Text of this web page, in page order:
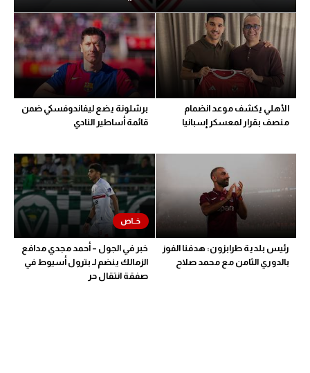
الأهلي يكشف موعد انضمام
منصف بقرار لمعسكر إسبانيا
برشلونة يضع ليفاندوفسكي ضمن
قائمة أساطير النادي
رئيس بلدية طرابزون: هدفنا الفوز
بالدوري الثامن مع محمد صلاح
خبر في الجول – أحمد مجدي مدافع
الزمالك ينضم لـ بترول أسيوط في
صفقة انتقال حر